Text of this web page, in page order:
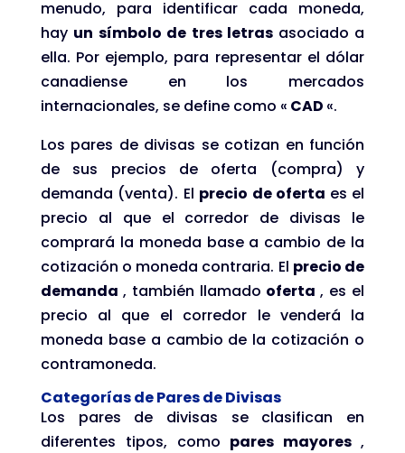
menudo, para identificar cada moneda,
hay un símbolo de tres letras asociado a
ella. Por ejemplo, para representar el dólar
canadiense en los mercados
internacionales, se define como « CAD «.
Los pares de divisas se cotizan en función
de sus precios de oferta (compra) y
demanda (venta). El precio de oferta es el
precio al que el corredor de divisas le
comprará la moneda base a cambio de la
cotización o moneda contraria. El precio de
demanda , también llamado oferta, es el
precio al que el corredor le venderá la
moneda base a cambio de la cotización o
contramoneda.
Categorías de Pares de Divisas
Los pares de divisas se clasifican en
diferentes tipos, como pares mayores,